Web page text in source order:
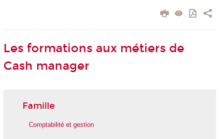
Les formations aux métiers de
Cash manager
Famille
Comptabilité et gestion